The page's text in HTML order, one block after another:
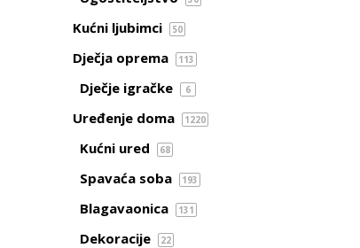
Kućni ljubimci 50
Dječja oprema 113
Dječje igračke 6
Uređenje doma 1220
Kućni ured 68
Spavaća soba 193
Blagavaonica 131
Dekoracije 22